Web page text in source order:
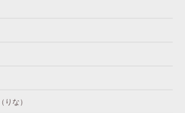
りな）